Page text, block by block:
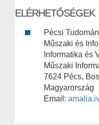
ELÉRHETŐSÉGEK
Pécsi
Műszaki és
Informatika és
Műszaki
7624 Pécs,
Magyarország
Email: